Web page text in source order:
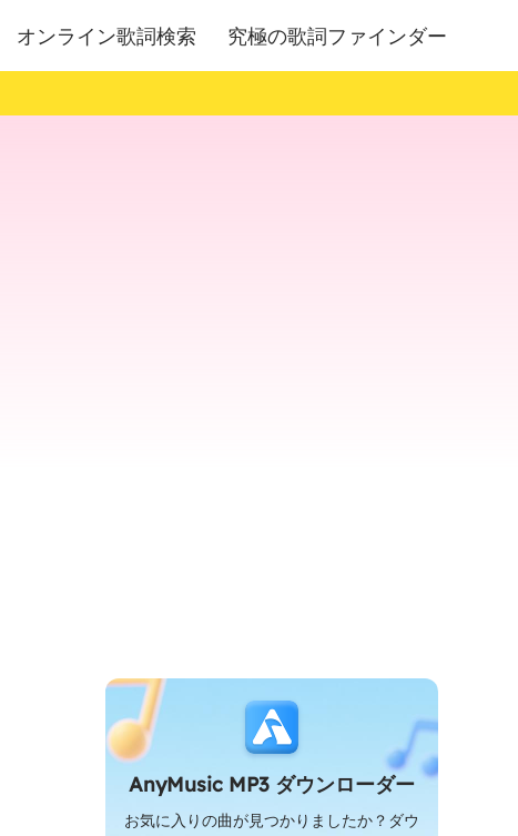
オンライン歌詞検索 究極の歌詞ファインダー
AnyMusic MP3 ダウンローダー
お気に入りの曲が見つかりましたか？ダウ